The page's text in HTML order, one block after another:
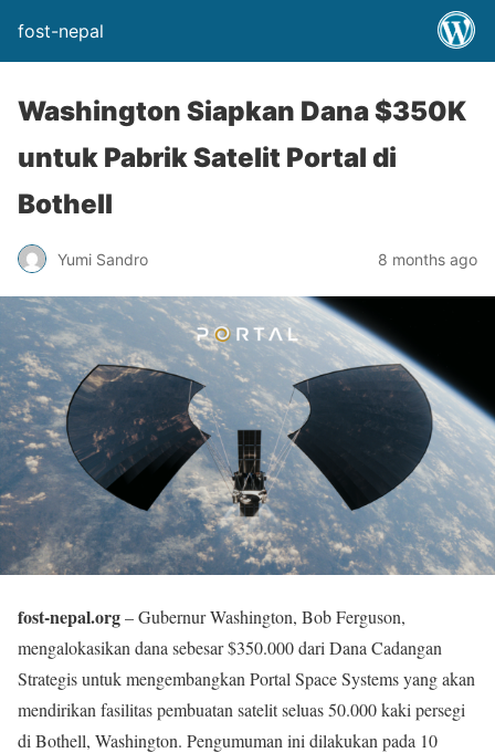
fost-nepal
Washington Siapkan Dana $350K
untuk Pabrik Satelit Portal di
Bothell
Yumi Sandro 8 months ago
fost-nepal.org– Gubernur Washington, Bob Ferguson,
mengalokasikan dana sebesar $350.000 dari Dana Cadangan
Strategis untuk mengembangkan Portal Space Systems yang akan
mendirikan fasilitas pembuatan satelit seluas 50.000 kaki persegi
di Bothell, Washington. Pengumuman ini dilakukan pada 10